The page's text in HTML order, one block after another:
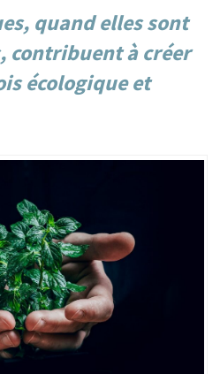
quand elles sont
contribuent à créer
écologique et